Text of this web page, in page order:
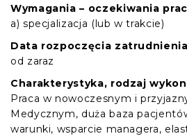
Wymagania – oczekiwania
a) specjalizacja (lub w trakcie)
Data rozpoczęcia
od zaraz
Charakterystyka, rodzaj
Praca w nowoczesnym i
Medycznym, duża baza
warunki, wsparcie managera,